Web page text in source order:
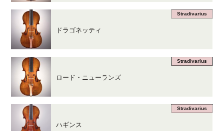
Stradivarius
ドラゴネッティ
Stradivarius
ロード・ニューランズ
Stradivarius
ハギンス